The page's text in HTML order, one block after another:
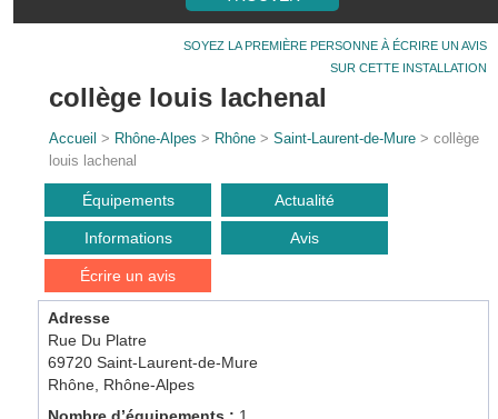
SOYEZ LA PREMIÈRE PERSONNE À ÉCRIRE UN AVIS
SUR CETTE INSTALLATION
collège louis lachenal
Accueil > Rhône-Alpes > Rhône >Saint-Laurent-de-Mure > collège
louis lachenal
Équipements Actualité
Informations Avis
Écrire un avis
Adresse
Rue Du Platre
69720 Saint-Laurent-de-Mure
Rhône, Rhône-Alpes